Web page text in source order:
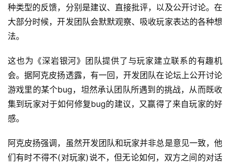
7
3
0
日
游
茶
对
种类型的反馈，分别是建议、直接批评，以及公开讨论。在
大部分时候，开发团队会默默观察、吸收玩家表达的各种想
法。
这也为《深岩银河》团队提供了与玩家建立联系的有趣机
会。据阿克皮扬透露，有一回，开发团队在论坛上公开讨论
游戏里的某个bug，坦然承认团队所遇到的挑战，从而既收
集到玩家对于如何修复bug的建议，又赢得了来自玩家的好
感。
阿克皮扬强调，虽然开发团队和玩家并非总是意见一致，他
们有时不得不(对玩家)说不，但无论如何，双方之间的对话